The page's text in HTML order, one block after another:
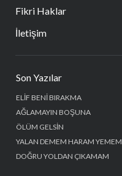
Fikri Haklar
İletişim
Menü
Son Yazılar
ELİF BENİ BIRAKMA
AĞLAMAYIN BOŞUNA
ÖLÜM GELSİN
YALAN DEMEM HARAM YEMEM
DOĞRU YOLDAN ÇIKAMAM